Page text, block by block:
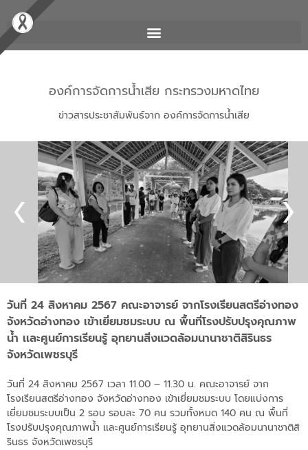
องค์การจัดการน้ำเสีย กระทรวงมหาดไทย
ข่าวสารประชาสัมพันธ์จาก องค์การจัดการน้ำเสีย
วันที่ 24 สิงหาคม 2567 คณะอาจารย์ จากโรงเรียนสตรีอ่างทอง
จังหวัดอ่างทอง เข้าเยี่ยมชมระบบ ณ พื้นที่โรงปรับปรุงคุณภาพ
น้ำ เเละศูนย์การเรียนรู้ อุทยานสิ่งแวดล้อมนานาชาติสิรินธร
จังหวัดเพชรบุรี
วันที่ 24 สิงหาคม 2567 เวลา 11.00 – 11.30 น. คณะอาจารย์ จาก
โรงเรียนสตรีอ่างทอง จังหวัดอ่างทอง เข้าเยี่ยมชมระบบ โดยแบ่งการ
เยี่ยมชมระบบเป็น 2 รอบ รอบละ 70 คน รวมทั้งหมด 140 คน ณ พื้นที่
โรงปรับปรุงคุณภาพน้ำ เเละศูนย์การเรียนรู้ อุทยานสิ่งแวดล้อมนานาชาติสิ
รินธร จังหวัดเพชรบุรี